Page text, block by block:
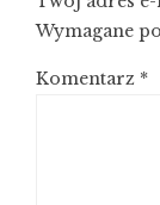
Wymagane
Komentarz *